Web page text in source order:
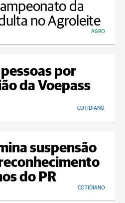
da
no Agroleite
AGRO
pessoas por
da Voepass
COTIDIANO
suspensão
do PR
COTIDIANO